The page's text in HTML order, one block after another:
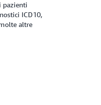
pazienti
ICD10,
altre